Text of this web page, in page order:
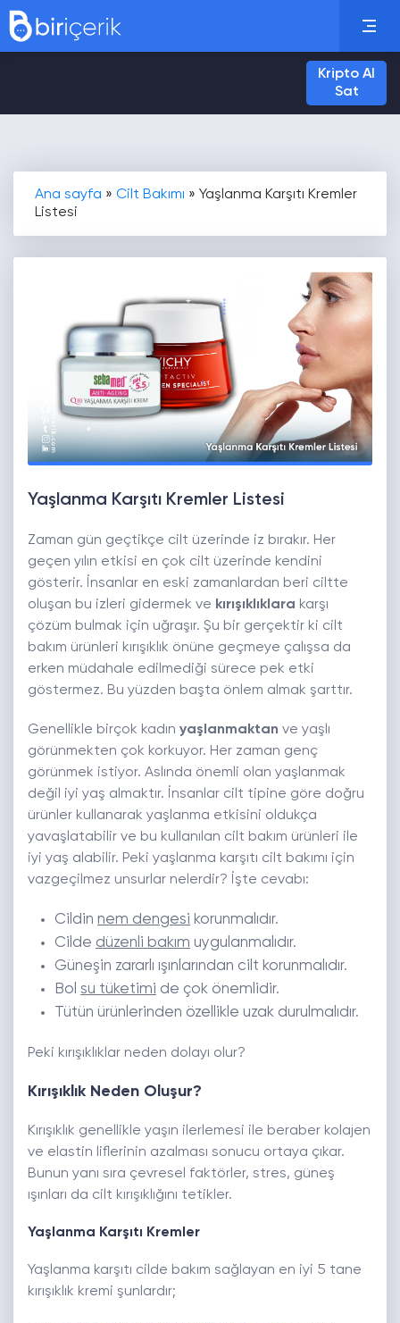
Kripto Al
Sat
Ana sayfa » Cilt Bakımı » Yaşlanma Karşıtı Kremler
Listesi
Yaşlanma Karşıtı Kremler Listesi
Zaman gün geçtikçe cilt üzerinde iz bırakır. Her
geçen yılın etkisi en çok cilt üzerinde kendini
gösterir. İnsanlar en eski zamanlardan beri ciltte
oluşan bu izleri gidermek ve kırışıklıklara karşı
çözüm bulmak için uğraşır. Şu bir gerçektir ki cilt
bakım ürünleri kırışıklık önüne geçmeye çalışsa da
erken müdahale edilmediği sürece pek etki
göstermez. Bu yüzden başta önlem almak şarttır.
Genellikle birçok kadın yaşlanmaktan ve yaşlı
görünmekten çok korkuyor. Her zaman genç
görünmek istiyor. Aslında önemli olan yaşlanmak
değil iyi yaş almaktır. İnsanlar cilt tipine göre doğru
ürünler kullanarak yaşlanma etkisini oldukça
yavaşlatabilir ve bu kullanılan cilt bakım ürünleri ile
iyi yaş alabilir. Peki yaşlanma karşıtı cilt bakımı için
vazgeçilmez unsurlar nelerdir? İşte cevabı:
Cildin nem dengesi korunmalıdır.
Cilde düzenli bakım uygulanmalıdır.
Güneşin zararlı ışınlarından cilt korunmalıdır.
Bol su tüketimi de çok önemlidir.
Tütün ürünlerinden özellikle uzak durulmalıdır.
Peki kırışıklıklar neden dolayı olur?
Kırışıklık Neden Oluşur?
Kırışıklık genellikle yaşın ilerlemesi ile beraber kolajen
ve elastin liflerinin azalması sonucu ortaya çıkar.
Bunun yanı sıra çevresel faktörler, stres, güneş
ışınları da cilt kırışıklığını tetikler.
Yaşlanma Karşıtı Kremler
Yaşlanma karşıtı cilde bakım sağlayan en iyi 5 tane
kırışıklık kremi şunlardır;